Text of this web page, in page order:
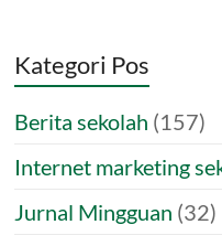
Kategori Pos
Berita sekolah (157)
Internet marketing
Jurnal Mingguan (32)